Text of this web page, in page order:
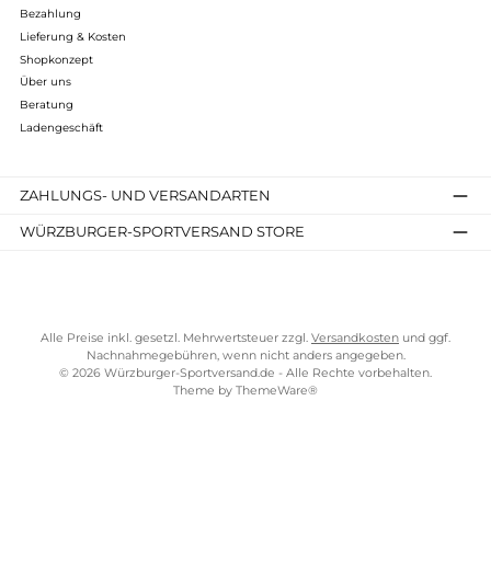
Folgende Infos zum Hersteller sind verfübar...
Bewertungen
SERVICE-LINKS
Bezahlung
Lieferung & Kosten